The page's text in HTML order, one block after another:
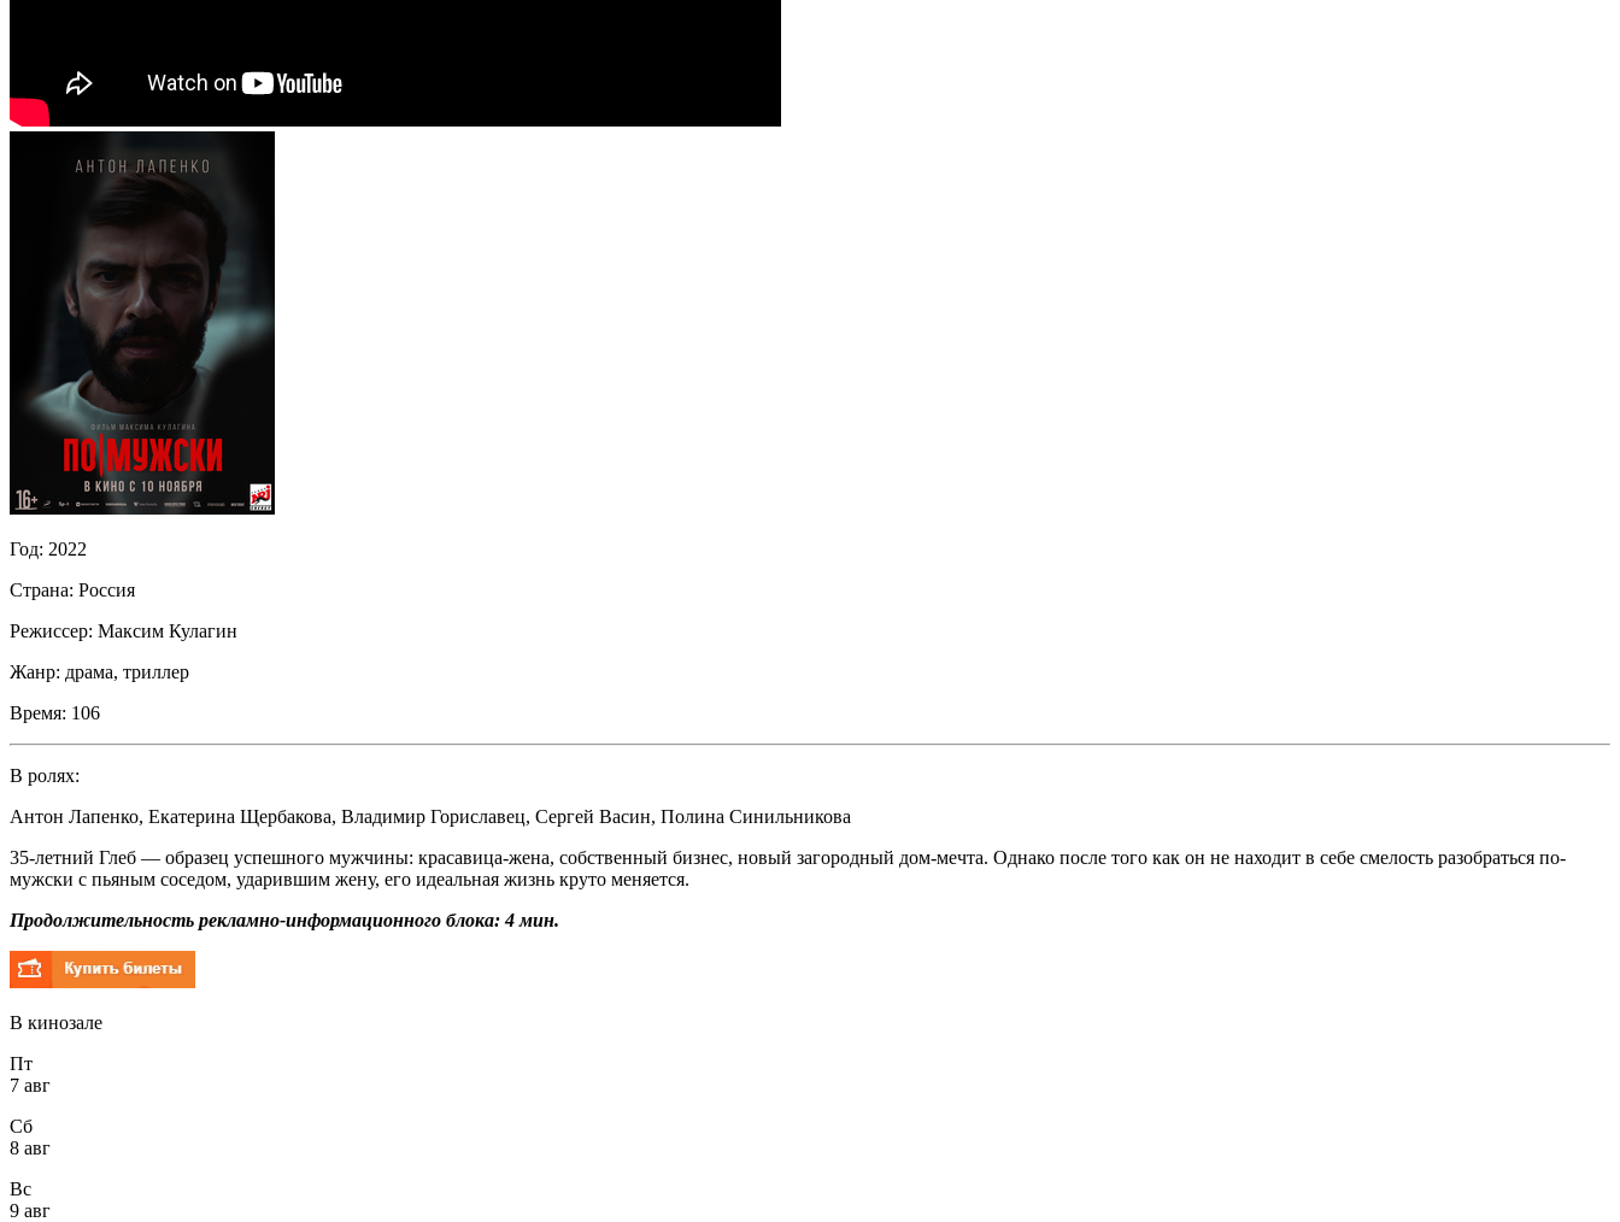
Год: 2022
Страна: Россия
Режиссер: Максим Кулагин
Жанр: драма, триллер
Время: 106
В ролях:
Антон Лапенко, Екатерина Щербакова, Владимир Гориславец, Сергей Васин, Полина Синильникова
35-летний Глеб — образец успешного мужчины: красавица-жена, собственный бизнес, новый загородный дом-мечта. Однако после того как он не находит в себе смелость разобраться по-
мужски с пьяным соседом, ударившим жену, его идеальная жизнь круто меняется.
Продолжительность рекламно-информационного блока: 4 мин.
В кинозале
Пт
7 авг
Сб
8 авг
Вс
9 авг